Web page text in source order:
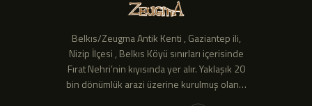
Belkıs/Zeugma Antik Kenti , Gaziantep ili,
Nizip İlçesi , Belkıs Köyü sınırları içerisinde
Fırat Nehri’nin kıyısında yer alır. Yaklaşık 20
bin dönümlük arazi üzerine kurulmuş olan…